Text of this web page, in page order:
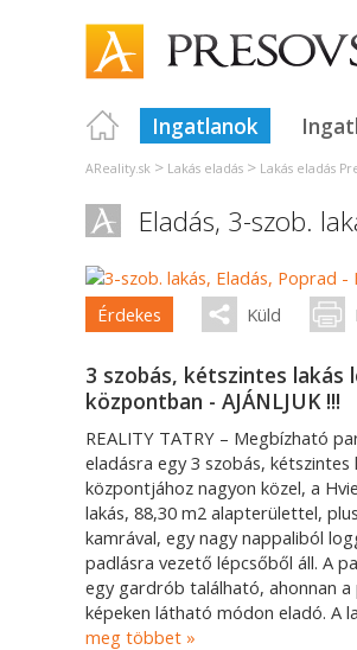
Ingatlanok
AReality.sk > Lakás eladás > Lakás eladás
Eladás, 3-szob.
Érdekes Küld
3 szobás, kétszintes lakás
központban - AJÁNLJUK !!!
REALITY TATRY – Megbízható
eladásra egy 3 szobás, kétszintes
központjához nagyon közel, a
lakás, 88,30 m2 alapterülettel,
kamrával, egy nagy nappaliból
padlásra vezető lépcsőből áll. A
egy gardrób található, ahonnan
képeken látható módon eladó. A
meg többet